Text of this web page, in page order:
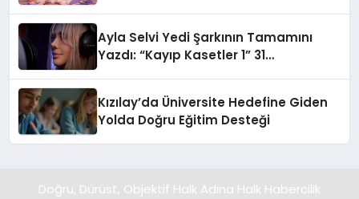
Ayla Selvi Yedi Şarkının Tamamını
Yazdı: “Kayıp Kasetler 1” 31
Kızılay’da Üniversite Hedefine Giden
Yolda Doğru Eğitim Desteği
Doğru, Dürüst, Objektif Halk Adına Halk Habercilik